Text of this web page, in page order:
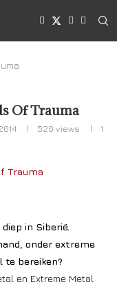
Of Trauma
520 views
1
in Siberië.
onder extreme
te bereiken?
en Extreme Metal